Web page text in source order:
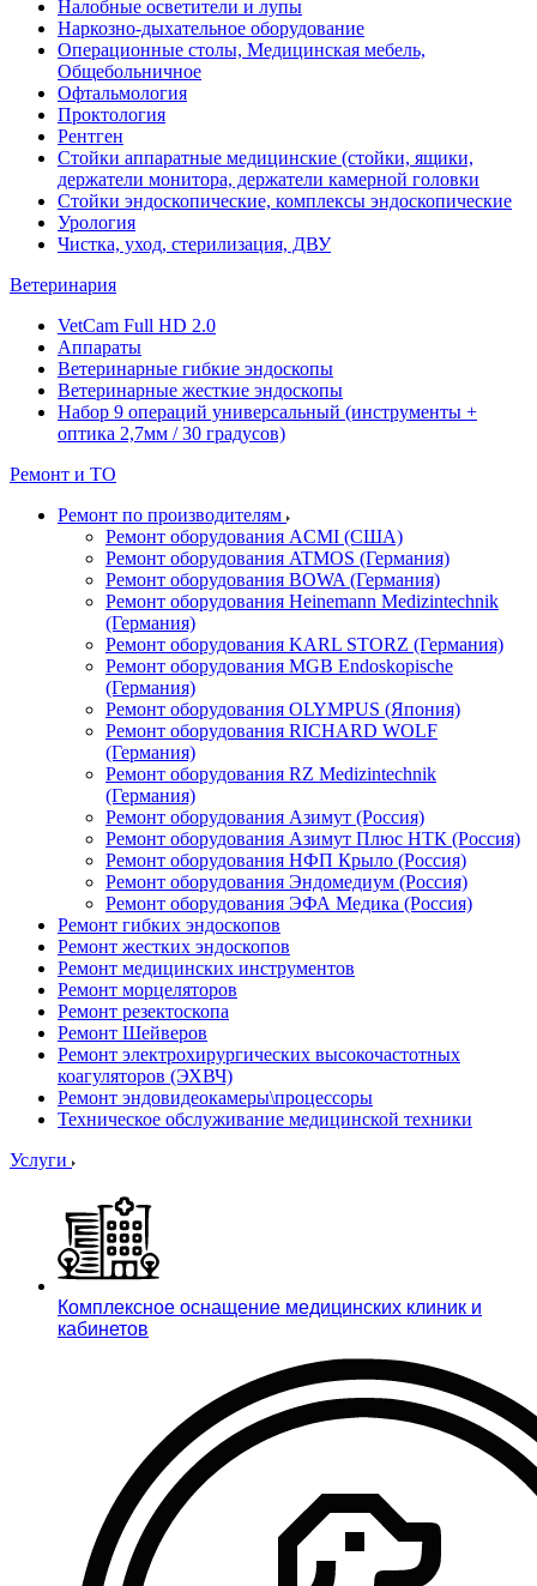
Налобные осветители и лупы
Наркозно-дыхательное оборудование
Операционные столы, Медицинская мебель,
Общебольничное
Офтальмология
Проктология
Рентген
Стойки аппаратные медицинские (стойки, ящики,
держатели монитора, держатели камерной головки
Стойки эндоскопические, комплексы эндоскопические
Урология
Чистка, уход, стерилизация, ДВУ
Ветеринария
VetCam Full HD 2.0
Аппараты
Ветеринарные гибкие эндоскопы
Ветеринарные жесткие эндоскопы
Набор 9 операций универсальный (инструменты +
оптика 2,7мм / 30 градусов)
Ремонт и ТО
Ремонт по производителям
Ремонт оборудования ACMI (США)
Ремонт оборудования ATMOS (Германия)
Ремонт оборудования BOWA (Германия)
Ремонт оборудования Heinemann Medizintechnik
(Германия)
Ремонт оборудования KARL STORZ (Германия)
Ремонт оборудования MGB Endoskopische
(Германия)
Ремонт оборудования OLYMPUS (Япония)
Ремонт оборудования RICHARD WOLF
(Германия)
Ремонт оборудования RZ Medizintechnik
(Германия)
Ремонт оборудования Азимут (Россия)
Ремонт оборудования Азимут Плюс НТК (Россия)
Ремонт оборудования НФП Крыло (Россия)
Ремонт оборудования Эндомедиум (Россия)
Ремонт оборудования ЭФА Медика (Россия)
Ремонт гибких эндоскопов
Ремонт жестких эндоскопов
Ремонт медицинских инструментов
Ремонт морцеляторов
Ремонт резектоскопа
Ремонт Шейверов
Ремонт электрохирургических высокочастотных
коагуляторов (ЭХВЧ)
Ремонт эндовидеокамеры\процессоры
Техническое обслуживание медицинской техники
Услуги
Комплексное оснащение медицинских клиник и
кабинетов